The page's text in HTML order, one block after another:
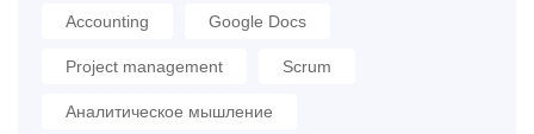
Accounting Google Docs
Project management Scrum
Аналитическое мышление